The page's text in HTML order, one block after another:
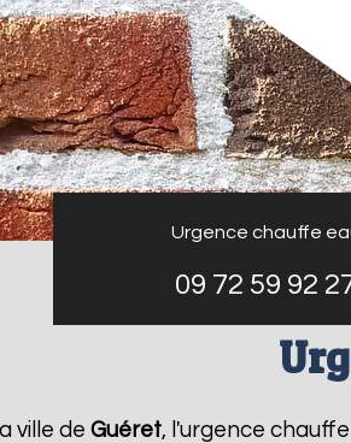
Urgence chauffe
09 72 59 92
ville de Guéret, l'urgence